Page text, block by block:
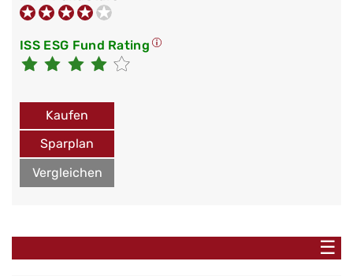
ISS ESG Fund Rating
Kaufen
Sparplan
Vergleichen
☰